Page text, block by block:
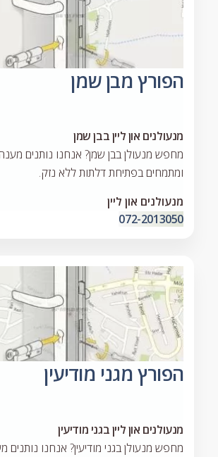
הפורץ מבן שמן
מנעולנים און ליין בבן שמן
ומתמחים בפתיחת דלתות ללא נזק.
מנעולנים און ליין
072-2013050
הפורץ מגני מודיעין
מנעולנים און ליין בגני מודיעין